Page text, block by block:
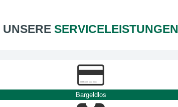
UNSERE SERVICELEISTUNGEN
Bargeldlos